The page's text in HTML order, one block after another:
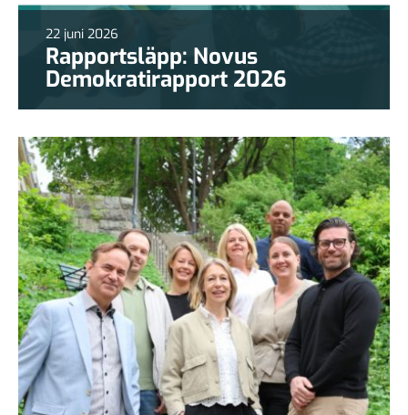
22 juni 2026
Rapportsläpp: Novus
Demokratirapport 2026